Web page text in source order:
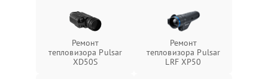
Ремонт
тепловизора Pulsar
XD50S
Ремонт
тепловизора Pulsar
LRF XP50